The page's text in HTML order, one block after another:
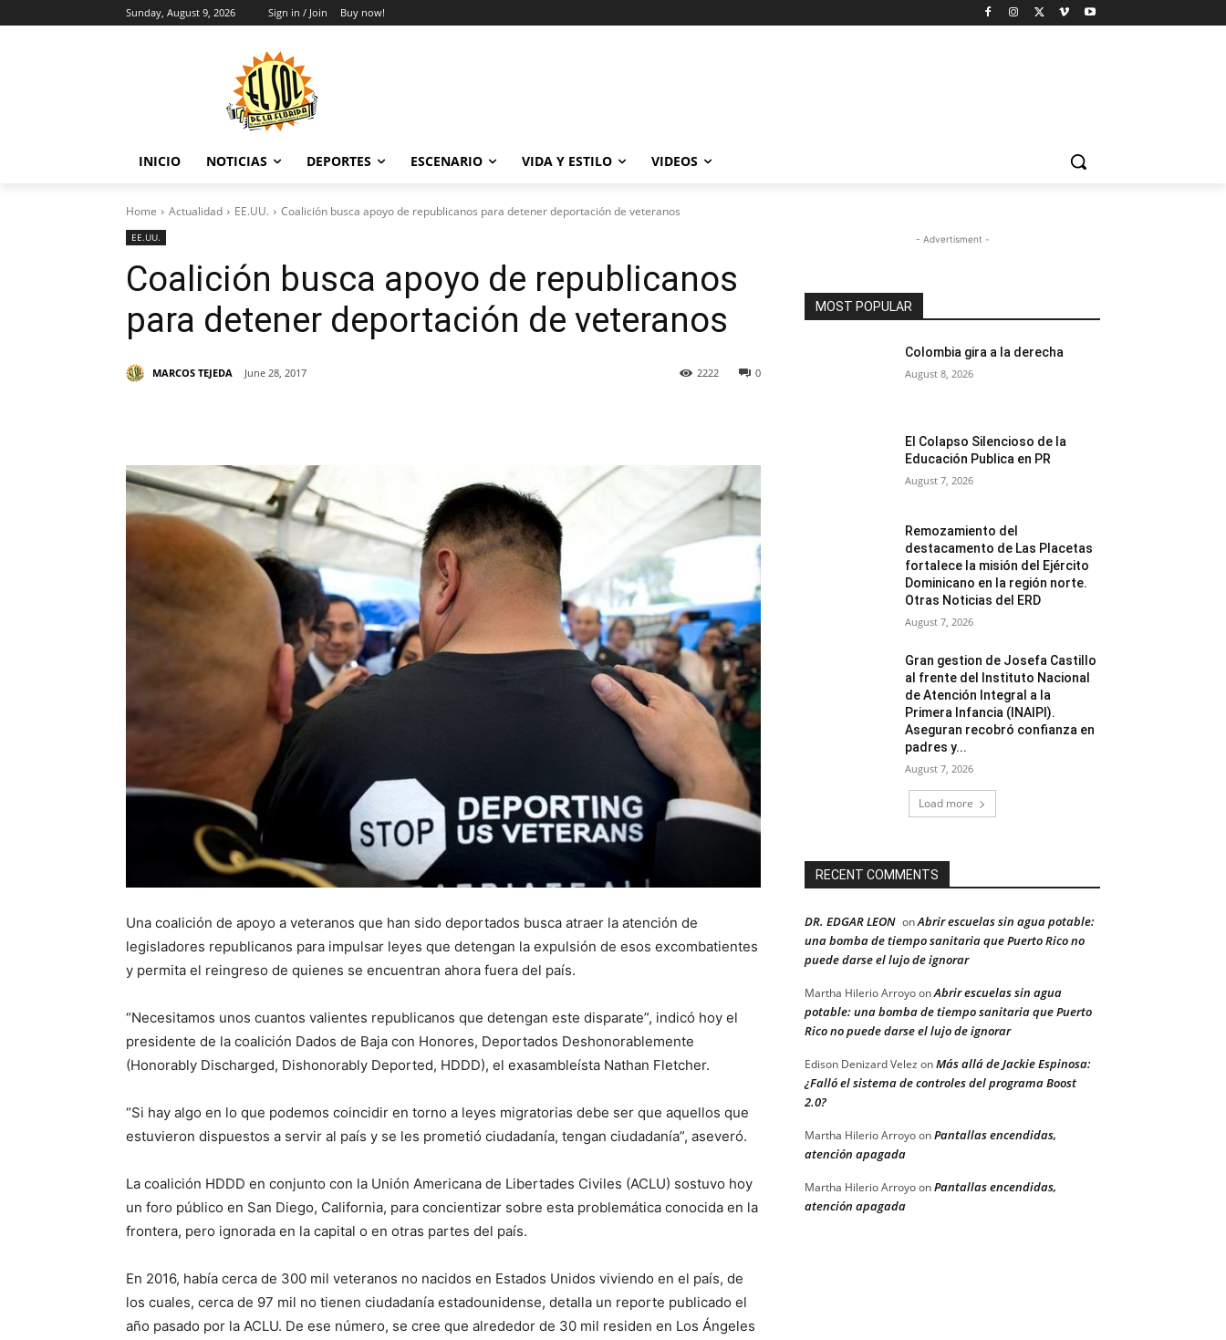
Sunday, August 9, 2026 Sign in / Join Buy now!
INICIO NOTICIAS DEPORTES ESCENARIO VIDA Y ESTILO VIDEOS
Home Actualidad EE.UU. Coalición busca apoyo de republicanos para detener deportación de veteranos
EE.UU.
Coalición busca apoyo de republicanos
para detener deportación de veteranos
MARCOS TEJEDA June 28, 2017 0
2222
Una coalición de apoyo a veteranos que han sido deportados busca atraer la atención de
legisladores republicanos para impulsar leyes que detengan la expulsión de esos excombatientes
y permita el reingreso de quienes se encuentran ahora fuera del país.
“Necesitamos unos cuantos valientes republicanos que detengan este disparate”, indicó hoy el
presidente de la coalición Dados de Baja con Honores, Deportados Deshonorablemente
(Honorably Discharged, Dishonorably Deported, HDDD), el exasambleísta Nathan Fletcher.
“Si hay algo en lo que podemos coincidir en torno a leyes migratorias debe ser que aquellos que
estuvieron dispuestos a servir al país y se les prometió ciudadanía, tengan ciudadanía”, aseveró.
La coalición HDDD en conjunto con la Unión Americana de Libertades Civiles (ACLU) sostuvo hoy
un foro público en San Diego, California, para concientizar sobre esta problemática conocida en la
frontera, pero ignorada en la capital o en otras partes del país.
En 2016, había cerca de 300 mil veteranos no nacidos en Estados Unidos viviendo en el país, de
los cuales, cerca de 97 mil no tienen ciudadanía estadounidense, detalla un reporte publicado el
año pasado por la ACLU. De ese número, se cree que alrededor de 30 mil residen en Los Ángeles
- Advertisment -
MOST POPULAR
Colombia gira a la derecha
August 8, 2026
El Colapso Silencioso de la
Educación Publica en PR
August 7, 2026
Remozamiento del
destacamento de Las Placetas
fortalece la misión del Ejército
Dominicano en la región norte.
Otras Noticias del ERD
August 7, 2026
Gran gestion de Josefa Castillo
al frente del Instituto Nacional
de Atención Integral a la
Primera Infancia (INAIPI).
Aseguran recobró confianza en
padres y...
August 7, 2026
Load more
RECENT COMMENTS
DR. EDGAR LEON onAbrir escuelas sin agua potable:
una bomba de tiempo sanitaria que Puerto Rico no
puede darse el lujo de ignorar
Martha Hilerio ArroyoonAbrir escuelas sin agua
potable: una bomba de tiempo sanitaria que Puerto
Rico no puede darse el lujo de ignorar
Edison Denizard Velez onMás allá de Jackie Espinosa:
¿Falló el sistema de controles del programa Boost
2.0?
Martha Hilerio ArroyoonPantallas encendidas,
atención apagada
Martha Hilerio ArroyoonPantallas encendidas,
atención apagada